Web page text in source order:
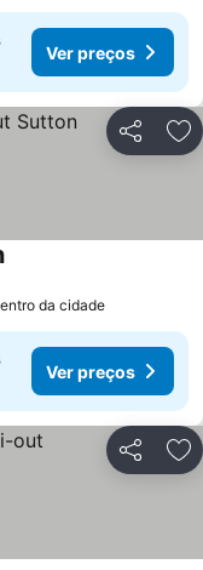
Ver preços
Partilhar
Ver preços
da cidade
Ver preços
Partilhar